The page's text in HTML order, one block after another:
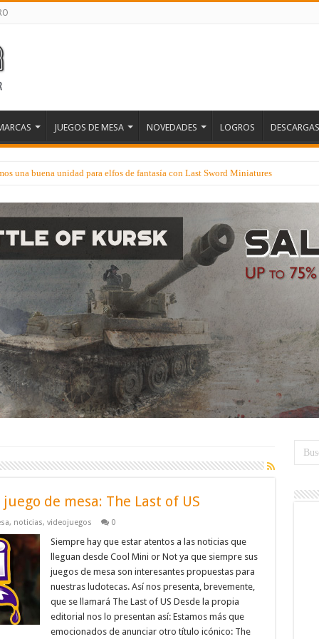
JUEGOS DE MESA NOVEDADES LOGROS DESCARGAS
una buena unidad para elfos de fantasía con Last Sword Miniatures
de mesa: The Last of US
, noticias, videojuegos 0
Siempre hay que estar atentos a las noticias que
lleguan desde Cool Mini or Not ya que siempre sus
juegos de mesa son interesantes propuestas para
nuestras ludotecas. Así nos presenta, brevemente,
que se llamará The Last of US Desde la propia
editorial nos lo presentan así: Estamos más que
emocionados de anunciar otro título icónico: The